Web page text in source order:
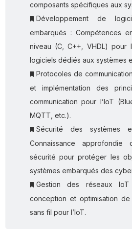
composants spécifiques aux
Développement de
embarqués : Compétences
niveau (C, C++, VHDL) pour
logiciels dédiés aux systèmes
Protocoles de
et implémentation des
communication pour l’IoT
MQTT, etc.).
Sécurité des systèmes
Connaissance approfondie
sécurité pour protéger les
systèmes embarqués des
Gestion des réseaux
conception et optimisation
sans fil pour l’IoT.